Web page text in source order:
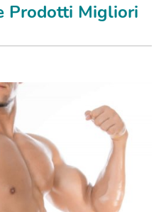
Prodotti Migliori